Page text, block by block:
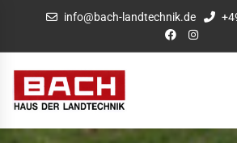
info@bach-landtechnik.de